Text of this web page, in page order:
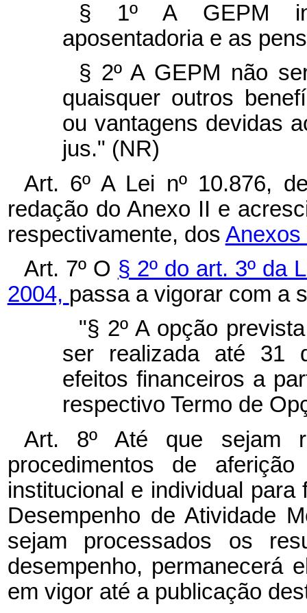
§ 1º A GEPM
aposentadoria e as
§ 2º A GEPM não
quaisquer outros
ou vantagens devidas
jus." (NR)
Art. 6º A Lei nº 10.876,
redação do Anexo II e
respectivamente, dos
Art. 7º O § 2º do art. 3º da
2004, passa a vigorar com a
"§ 2º A opção
ser realizada até 31
efeitos financeiros a
respectivo Termo de
Art. 8º Até que sejam
procedimentos de
institucional e individual
Desempenho de Atividade
sejam processados os
desempenho, permanecerá
em vigor até a publicação